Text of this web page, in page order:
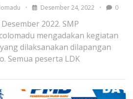
Desember 24, 2022 0
2022. SMP
mengadakan kegiatan
dilaksanakan dilapangan
Semua peserta LDK